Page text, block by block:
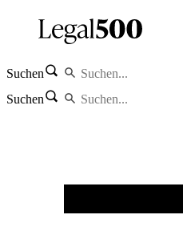
Suchen
Suchen